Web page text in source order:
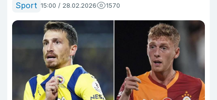
Sport 15:00 / 28.02.2026 1570